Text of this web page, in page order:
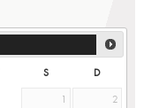
S
D
1
2